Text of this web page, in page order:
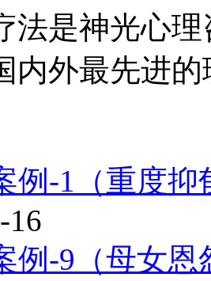
法是神光心
内外最先进
例-1（重度抑
16
例-9（母女恩